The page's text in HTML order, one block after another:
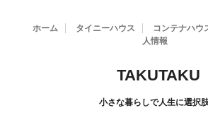
ホーム タイニーハウス コンテナハウ
人情報
TAKUTAKU
小さな暮らしで人生に選択